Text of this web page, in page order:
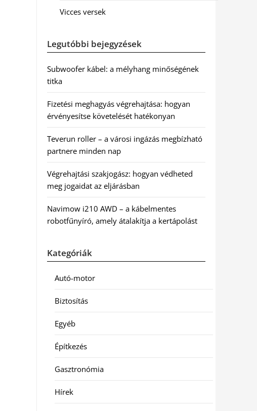
Vicces versek
Legutóbbi bejegyzések
Subwoofer kábel: a mélyhang minőségének
titka
Fizetési meghagyás végrehajtása: hogyan
érvényesítse követelését hatékonyan
Teverun roller – a városi ingázás megbízható
partnere minden nap
Végrehajtási szakjogász: hogyan védheted
meg jogaidat az eljárásban
Navimow i210 AWD – a kábelmentes
robotfűnyíró, amely átalakítja a kertápolást
Kategóriák
Autó-motor
Biztosítás
Egyéb
Építkezés
Gasztronómia
Hírek